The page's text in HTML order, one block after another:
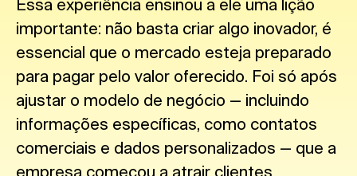
Essa experiência ensinou a ele uma lição
importante: não basta criar algo inovador, é
essencial que o mercado esteja preparado
para pagar pelo valor oferecido. Foi só após
ajustar o modelo de negócio — incluindo
informações específicas, como contatos
comerciais e dados personalizados — que a
empresa começou a atrair clientes